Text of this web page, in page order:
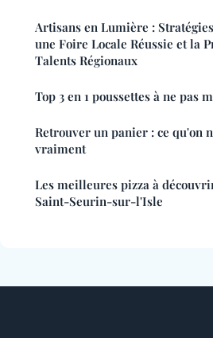
Artisans en Lumière :
une Foire Locale Réussie et la
Talents Régionaux
Top 3 en 1 poussettes à ne pas
Retrouver un panier : ce qu'on
vraiment
Les meilleures pizza à
Saint-Seurin-sur-l'Isle